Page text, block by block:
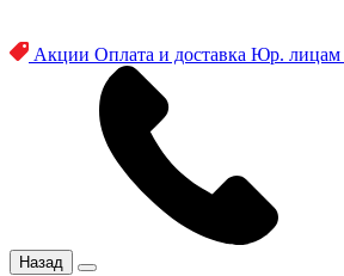
Акции Оплата и доставка Юр. лицам
Назад